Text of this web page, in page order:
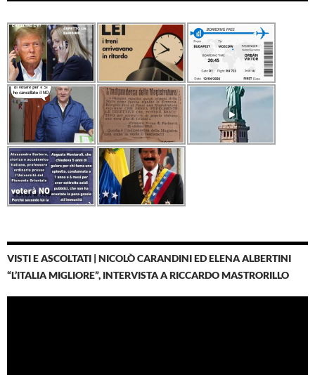
VISTI E ASCOLTATI | NICOLÒ CARANDINI ED ELENA ALBERTINI
“L’ITALIA MIGLIORE”, INTERVISTA A RICCARDO MASTRORILLO